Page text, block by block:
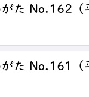
がた No.162（
がた No.161（